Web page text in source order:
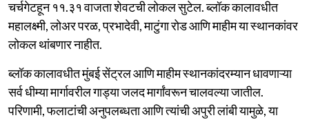
चर्चगेटहून ११.३१ वाजता शेवटची लोकल सुटेल. ब्लॉक कालावधीत
महालक्ष्मी, लोअर परळ, प्रभादेवी, माटुंगा रोड आणि माहीम या स्थानकांवर
लोकल थांबणार नाहीत.
ब्लॉक कालावधीत मुंबई सेंट्रल आणि माहीम स्थानकांदरम्यान धावणाऱ्या
सर्व धीम्या मार्गावरील गाड्या जलद मार्गांवरून चालवल्या जातील.
परिणामी, फलाटांची अनुपलब्धता आणि त्यांची अपुरी लांबी यामुळे, या